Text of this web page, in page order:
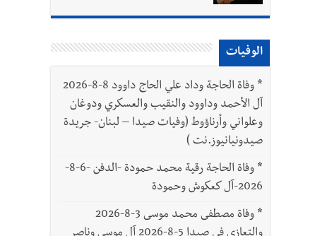
الوفيات
*
وفاة الحاجة وداد علي الحاج داوود 8-8-2026
آل الأحمد وداوود والنقيب والعسكري ودوغان
وعلواني وأرناؤوط (وفيات صيدا – لبنان- جريدة
صيدونيانيوز.نت )
*
وفاة الحاجة رقية محمد حمودة -الدفن -6-8-
2026-آل كعكوش وحمودة
*
وفاة مصطفى محمد موسى 3-8-2026